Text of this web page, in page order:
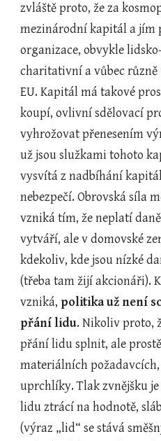
zvláště proto, že za
mezinárodní kapitál a jím
organizace, obvykle
charitativní a vůbec různě
EU. Kapitál má takové
koupí, ovlivní sdělovací
vyhrožovat přenesením
už jsou služkami tohoto
vysvítá z nadbíhání
nebezpečí. Obrovská síla
vzniká tím, že neplatí
vytváří, ale v domovské
kdekoliv, kde jsou nízké
(třeba tam žijí akcionáři).
vzniká, politika už není
přání lidu. Nikoliv proto,
přání lidu splnit, ale
materiálních
uprchlíky. Tlak zvnějšku
lidu ztrácí na hodnotě,
(výraz „lid“ se stává